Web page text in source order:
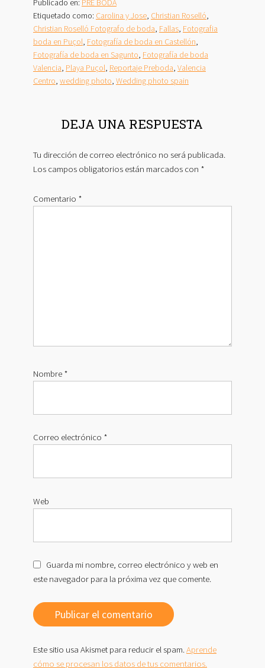
Publicado en: PRE BODA
Etiquetado como: Carolina y Jose, Christian Roselló,
Christian Roselló Fotografo de boda, Fallas, Fotografia
boda en Puçol, Fotografía de boda en Castellón,
Fotografía de boda en Sagunto, Fotografía de boda
Valencia, Playa Puçol, Reportaje Preboda, Valencia
Centro, wedding photo, Wedding photo spain
INTERACCIONES
CON
LOS
LECTORES
DEJA UNA RESPUESTA
Tu dirección de correo electrónico no será publicada.
Los campos obligatorios están marcados con *
Comentario *
Nombre *
Correo electrónico *
Web
Guarda mi nombre, correo electrónico y web en
este navegador para la próxima vez que comente.
Este sitio usa Akismet para reducir el spam.Aprende
cómo se procesan los datos de tus comentarios.